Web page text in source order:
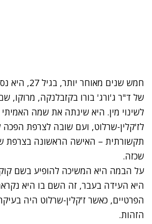
חמש שנים מאוחר
של ד"ר ג'ורג' בורו בקזבלנקה, מרוקו,
לשינוי מין. היא שינתה את שמה
לז'קלין-שרלוט, ועם שובה לצרפת הפכה
תקשורתית – האישה הראשונה בצרפת
שכזה.
על הבמה היא המשיכה להופיע בשם
היא העידה בעבר, זה השם בו היא
הפרטיים, כאשר ז'קלין-שרלוט היה
הזהות.